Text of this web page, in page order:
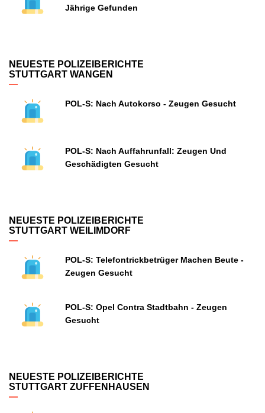
Jährige Gefunden
NEUESTE POLIZEIBERICHTE
STUTTGART WANGEN
POL-S: Nach Autokorso - Zeugen Gesucht
POL-S: Nach Auffahrunfall: Zeugen Und
Geschädigten Gesucht
NEUESTE POLIZEIBERICHTE
STUTTGART WEILIMDORF
POL-S: Telefontrickbetrüger Machen Beute -
Zeugen Gesucht
POL-S: Opel Contra Stadtbahn - Zeugen
Gesucht
NEUESTE POLIZEIBERICHTE
STUTTGART ZUFFENHAUSEN